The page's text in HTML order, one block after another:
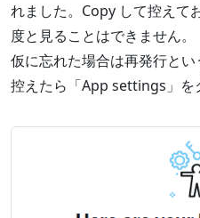
れました。Copy して控えて
度と見ることはできません。
仮に忘れた場合は再発行とい
控えたら「App settings」を